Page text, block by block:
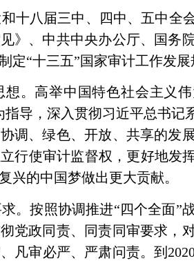
十八届三中、四中、五中全
》、中共中央办公厅、国务
定“十三五”国家审计工作发展
想。高举中国特色社会主义
导，深入贯彻习近平总书
调、绿色、开放、共享的发
行使审计监督权，更好地发
兴的中国梦做出更大贡献。
。按照协调推进“四个全面”
党政同责、同责同审要求，
凡审必严、严肃问责。到